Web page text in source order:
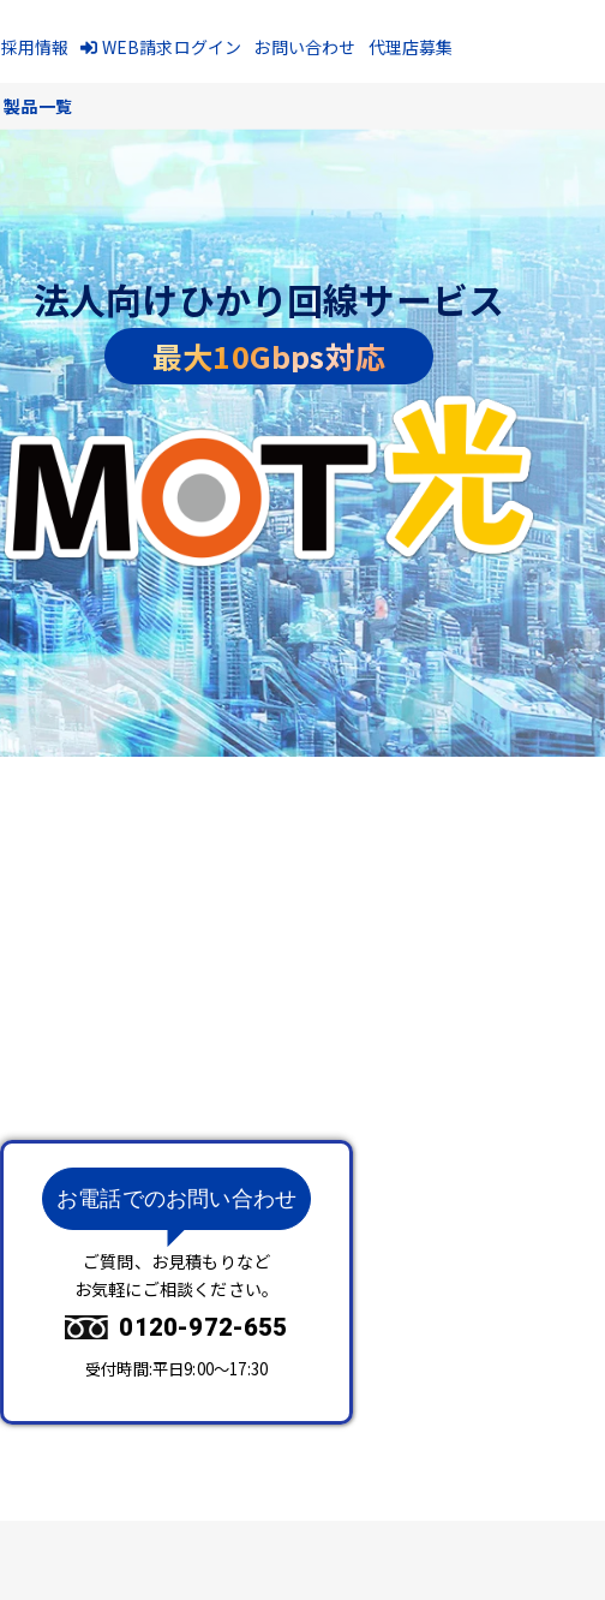
製品一覧
採用情報 WEB請求ログイン お問い合わせ 代理店募集
法人向けひかり回線サービス
最大10Gbps対応
お電話でのお問い合わせ
ご質問、お見積もりなど
お気軽にご相談ください。
0120-972-655
受付時間:平日9:00～17:30